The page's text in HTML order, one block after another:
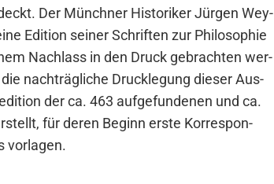
Der Münch­ner His­to­ri­ker Jür­gen Wey­
Edi­ti­on sei­ner Schrif­ten zur Phi­lo­so­phie
Nach­lass in den Druck gebrach­ten wer­
nach­träg­li­che Druck­le­gung die­ser Aus­
der ca. 463 auf­ge­fun­de­nen und ca.
für deren Beginn ers­te Kor­re­spon­
vor­la­gen.